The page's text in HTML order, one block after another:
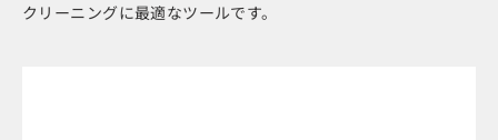
クリーニングに最適なツールです。